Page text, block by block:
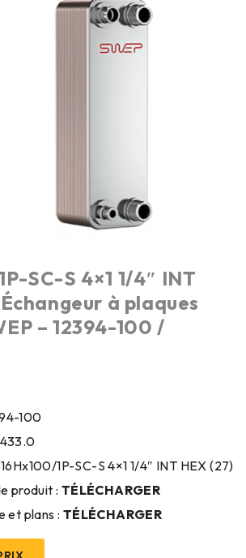
SC-S 4×1 1/4″ INT
à plaques
– 12394-100 /
100
1P-SC-S 4×1 1/4″ INT HEX (27)
produit : TÉLÉCHARGER
et plans : TÉLÉCHARGER